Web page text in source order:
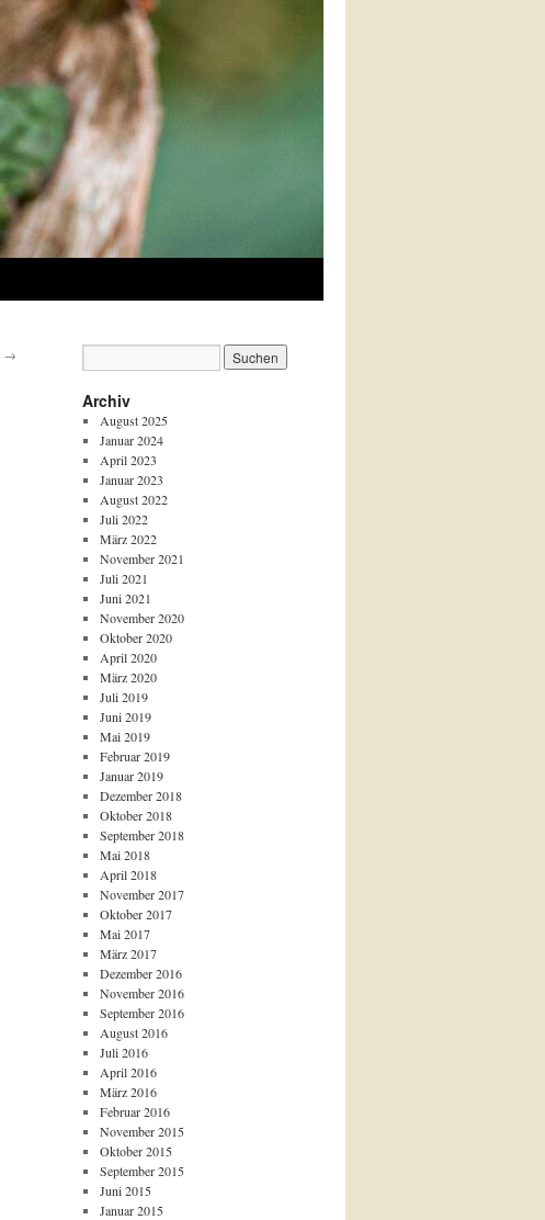
→
Archiv
August 2025
Januar 2024
April 2023
Januar 2023
August 2022
Juli 2022
März 2022
November 2021
Juli 2021
Juni 2021
November 2020
Oktober 2020
April 2020
März 2020
Juli 2019
Juni 2019
Mai 2019
Februar 2019
Januar 2019
Dezember 2018
Oktober 2018
September 2018
Mai 2018
April 2018
November 2017
Oktober 2017
Mai 2017
März 2017
Dezember 2016
November 2016
September 2016
August 2016
Juli 2016
April 2016
März 2016
Februar 2016
November 2015
Oktober 2015
September 2015
Juni 2015
Januar 2015